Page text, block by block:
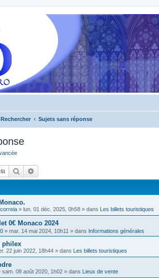
Rechercher Sujets sans réponse
Rechercher
» lun. 01 déc. 2025, 0h58 » dans Les billets touristiques
0€ Monaco 2024
» mar. 14 mai 2024, 10h11 » dans Informations générales
philex
22 juin 2022, 18h44 » dans Les billets touristiques
sam. 08 août 2020, 1h02 » dans Lieux de vente